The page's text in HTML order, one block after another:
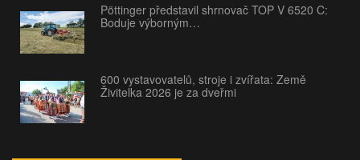
Pöttinger představil shrnovač TOP V 6520 C:
Boduje výborným…
600 vystavovatelů, stroje i zvířata: Země
Živitelka 2026 je za dveřmi